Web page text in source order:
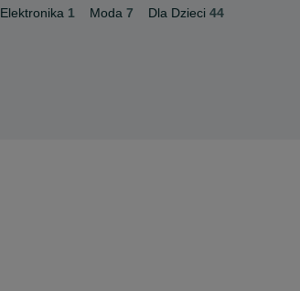
Elektronika 1 Moda 7 Dla Dzieci 44